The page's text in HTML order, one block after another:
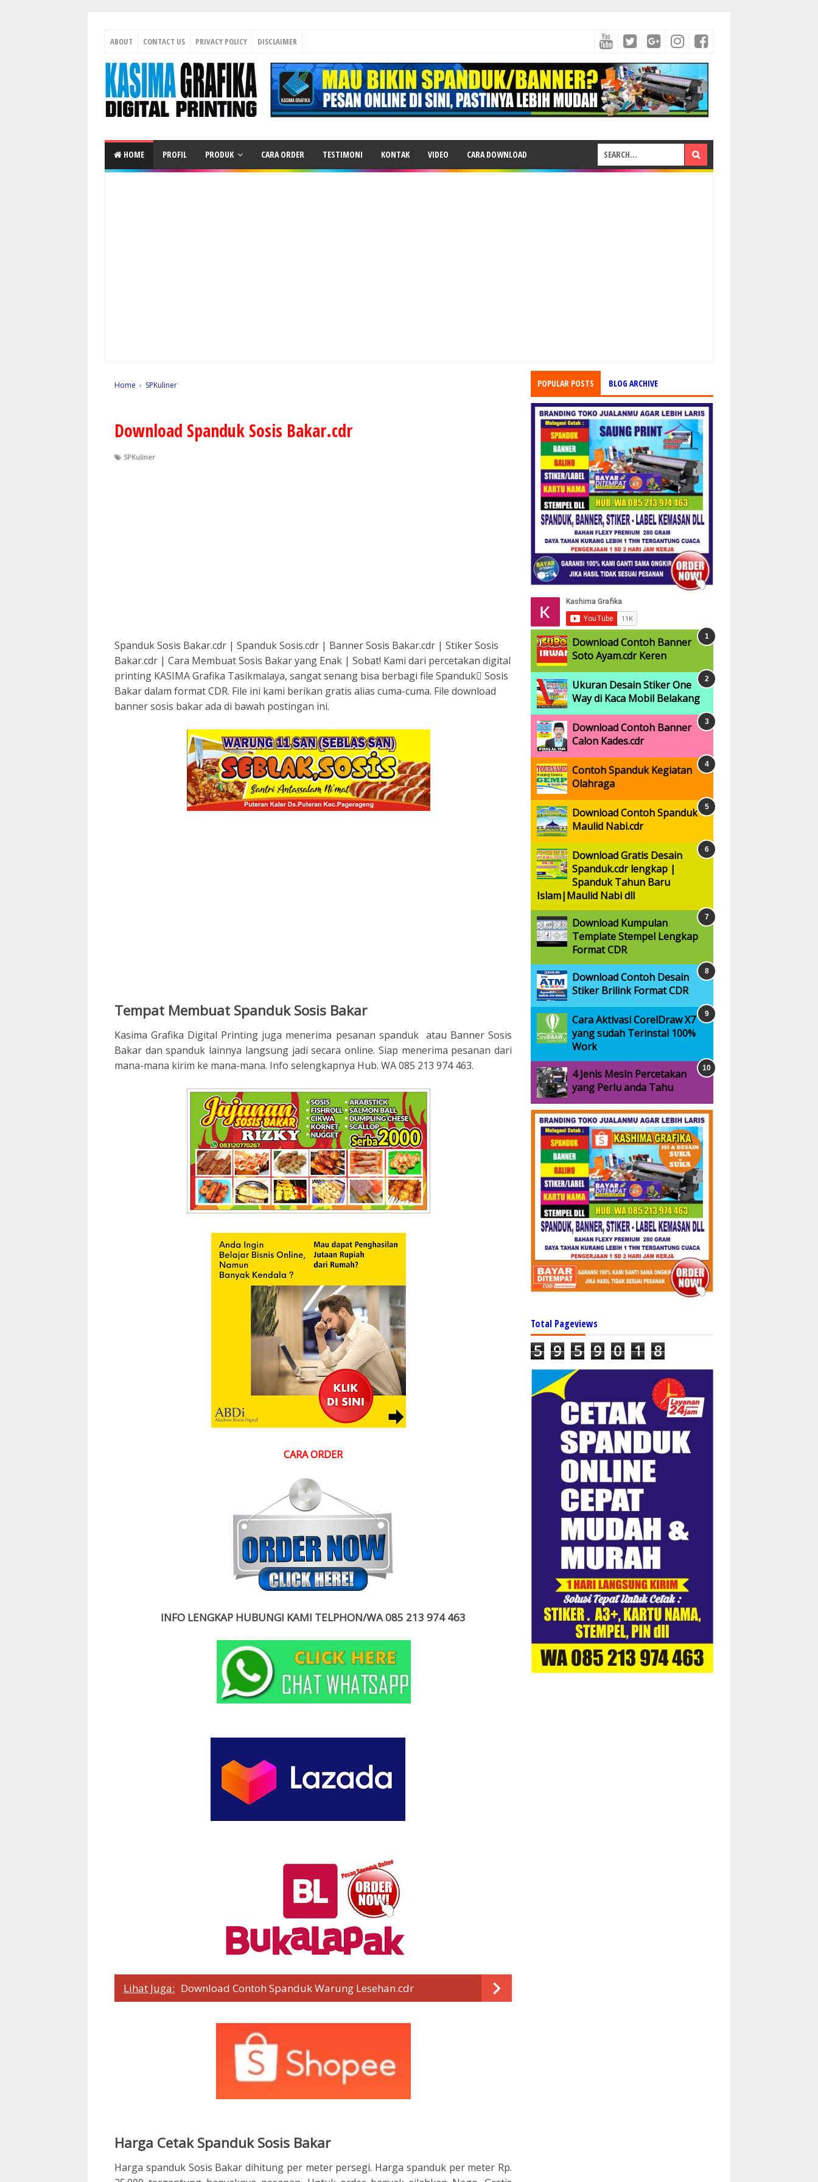
ABOUT CONTACT US PRIVACY POLICY DISCLAIMER
HOME PROFIL PRODUK CARA ORDER TESTIMONI KONTAK VIDEO CARA DOWNLOAD
Home › SPKuliner
Download Spanduk Sosis Bakar.cdr
SPKuliner
Spanduk Sosis Bakar.cdr | Spanduk Sosis.cdr | Banner Sosis Bakar.cdr | Stiker Sosis
Bakar.cdr | Cara Membuat Sosis Bakar yang Enak | Sobat! Kami dari percetakan digital
printing KASIMA Grafika Tasikmalaya, sangat senang bisa berbagi file Spanduk ٍSosis
Bakar dalam format CDR. File ini kami berikan gratis alias cuma-cuma. File download
banner sosis bakar ada di bawah postingan ini.
Tempat Membuat Spanduk Sosis Bakar
Kasima Grafika Digital Printing juga menerima pesanan spanduk atau Banner Sosis
Bakar dan spanduk lainnya langsung jadi secara online. Siap menerima pesanan dari
mana-mana kirim ke mana-mana. Info selengkapnya Hub. WA 085 213 974 463.
CARA ORDER
INFO LENGKAP HUBUNGI KAMI TELPHON/WA 085 213 974 463
Lihat Juga: Download Contoh Spanduk Warung Lesehan.cdr
Harga Cetak Spanduk Sosis Bakar
Harga spanduk Sosis Bakar dihitung per meter persegi. Harga spanduk per meter Rp.
POPULAR POSTS BLOG ARCHIVE
Download Contoh Banner
Soto Ayam.cdr Keren
Ukuran Desain Stiker One
Way di Kaca Mobil Belakang
Download Contoh Banner
Calon Kades.cdr
Contoh Spanduk Kegiatan
Olahraga
Download Contoh Spanduk
Maulid Nabi.cdr
Download Gratis Desain
Spanduk.cdr lengkap |
Spanduk Tahun Baru
Islam|Maulid Nabi dll
Download Kumpulan
Template Stempel Lengkap
Format CDR
Download Contoh Desain
Stiker Brilink Format CDR
Cara Aktivasi CorelDraw X7
yang sudah Terinstal 100%
Work
4 Jenis Mesin Percetakan
yang Perlu anda Tahu
Total Pageviews
5 9 5 9 0 1 8